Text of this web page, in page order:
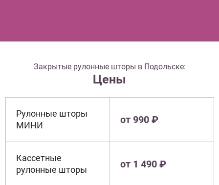
Закрытые рулонные шторы в Подольске:
Цены
Рулонные шторы
МИНИ
от 990 ₽
Кассетные
рулонные шторы
от 1 490 ₽